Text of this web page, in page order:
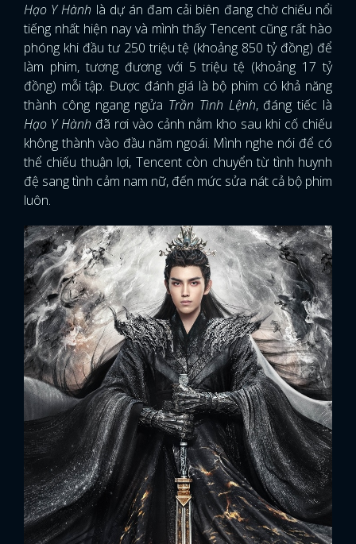
Hạo Y Hành là dự án đam cải biên đang chờ chiếu nổi
tiếng nhất hiện nay và mình thấy Tencent cũng rất hào
phóng khi đầu tư 250 triệu tệ (khoảng 850 tỷ đồng) để
làm phim, tương đương với 5 triệu tệ (khoảng 17 tỷ
đồng) mỗi tập. Được đánh giá là bộ phim có khả năng
thành công ngang ngửa Trần Tình Lệnh, đáng tiếc là
Hạo Y Hành đã rơi vào cảnh nằm kho sau khi cố chiếu
không thành vào đầu năm ngoái. Mình nghe nói để có
thể chiếu thuận lợi, Tencent còn chuyển từ tình huynh
đệ sang tình cảm nam nữ, đến mức sửa nát cả bộ phim
luôn.